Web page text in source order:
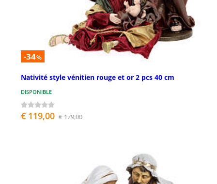
-34%
Nativité style vénitien rouge et or 2 pcs 40 cm
DISPONIBLE
€ 119,00 € 179,00